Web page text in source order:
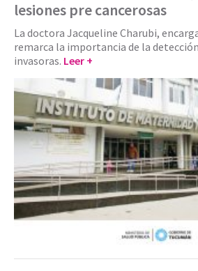
lesiones pre cancerosas
La doctora Jacqueline Charubi,
remarca la importancia de la
invasoras. Leer +